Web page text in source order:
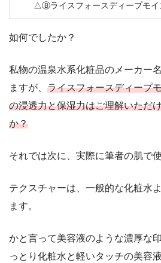
△Ⓑライスフォースディープモイ
如何でしたか？
私物の温泉水系化粧品のメーカー
ますが、 ライスフォースディープ
の浸透力と保湿力はご理解いただ
か？
それでは次に、実際に筆者の肌で
テクスチャーは、一般的な化粧水
ます。
かと言って美容液のような濃厚な
っとり化粧水と軽いタッチの美容